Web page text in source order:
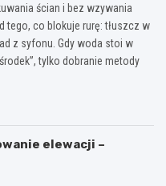
ścian i bez wzywania
tego, co blokuje rurę: tłuszcz w
z syfonu. Gdy woda stoi w
tylko dobranie metody
elewacji –